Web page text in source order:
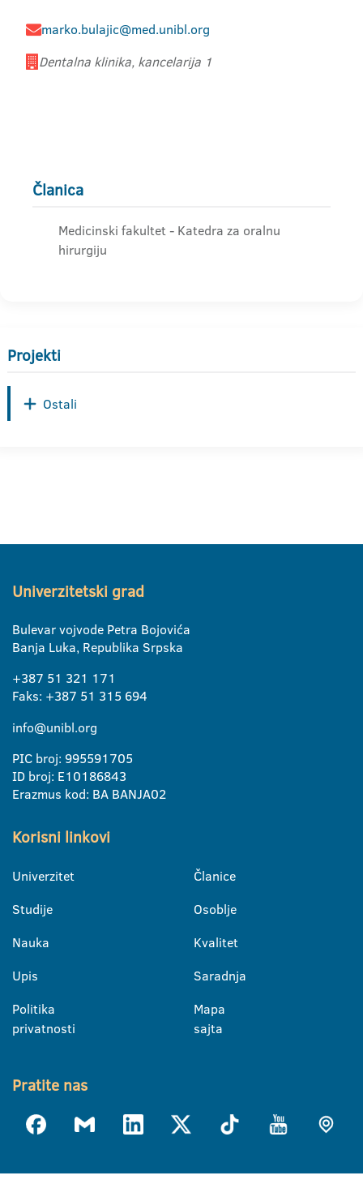
marko.bulajic@med.unibl.org
Dentalna klinika, kancelarija 1
Članica
Medicinski fakultet - Katedra za oralnu
hirurgiju
Projekti
Ostali
Univerzitetski grad
Bulevar vojvode Petra Bojovića
Banja Luka, Republika Srpska
+387 51 321 171
Faks: +387 51 315 694
info@unibl.org
PIC broj: 995591705
ID broj: E10186843
Erazmus kod: BA BANJA02
Korisni linkovi
Univerzitet
Studije
Nauka
Upis
Politika
privatnosti
Članice
Osoblje
Kvalitet
Saradnja
Mapa
sajta
Pratite nas